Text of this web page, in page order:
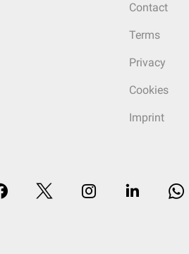
Contact
Terms
Privacy
Cookies
Imprint